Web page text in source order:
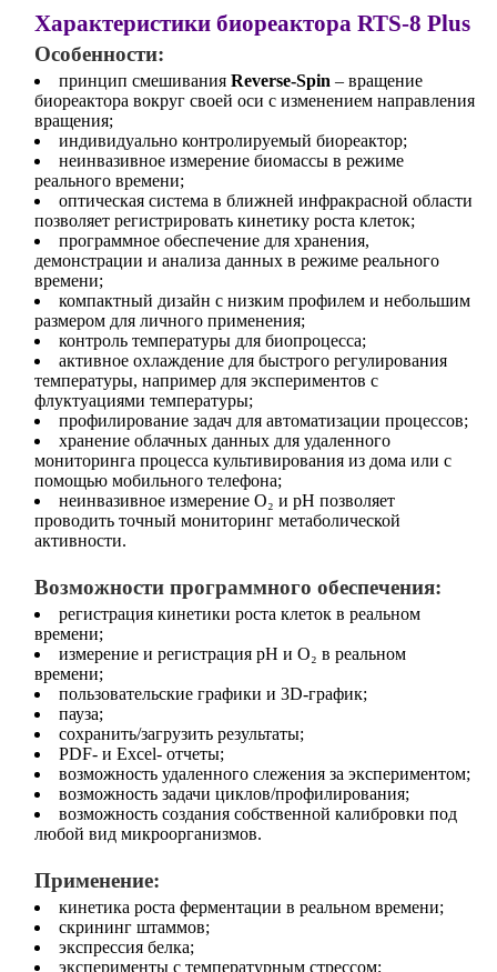
Характеристики биореактора RTS-8 Plus
Особенности:
принцип смешивания Reverse-Spin – вращение
биореактора вокруг своей оси с изменением направления
вращения;
индивидуально контролируемый биореактор;
неинвазивное измерение биомассы в режиме
реального времени;
оптическая система в ближней инфракрасной области
позволяет регистрировать кинетику роста клеток;
программное обеспечение для хранения,
демонстрации и анализа данных в режиме реального
времени;
компактный дизайн с низким профилем и небольшим
размером для личного применения;
контроль температуры для биопроцесса;
активное охлаждение для быстрого регулирования
температуры, например для экспериментов с
флуктуациями температуры;
профилирование задач для автоматизации процессов;
хранение облачных данных для удаленного
мониторинга процесса культивирования из дома или с
помощью мобильного телефона;
неинвазивное измерение O₂ и pH позволяет
проводить точный мониторинг метаболической
активности.
Возможности программного обеспечения:
регистрация кинетики роста клеток в реальном
времени;
измерение и регистрация pH и O₂ в реальном
времени;
пользовательские графики и 3D‐график;
пауза;
сохранить/загрузить результаты;
PDF- и Excel- отчеты;
возможность удаленного слежения за экспериментом;
возможность задачи циклов/профилирования;
возможность создания собственной калибровки под
любой вид микроорганизмов.
Применение:
кинетика роста ферментации в реальном времени;
скрининг штаммов;
экспрессия белка;
эксперименты с температурным стрессом;